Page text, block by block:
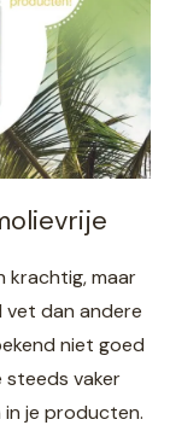
krachtig, maar
vet dan andere
niet goed
steeds vaker
in je producten.